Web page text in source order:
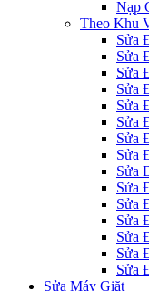
Nạp
Theo Khu
Sửa
Sửa
Sửa
Sửa
Sửa
Sửa
Sửa
Sửa
Sửa
Sửa
Sửa
Sửa
Sửa
Sửa
Sửa
Sửa Máy Giặt